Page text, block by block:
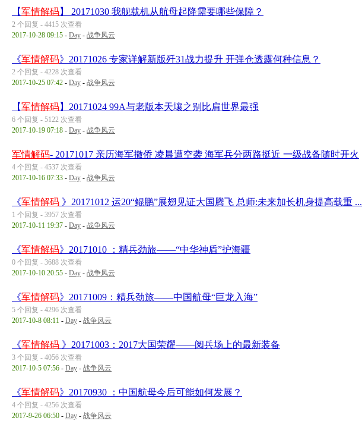
【军情解码】 20171030 我舰载机从航母起降需要哪些保障？
2 个回复 - 4415 次查看
2017-10-28 09:15 - Day - 战争风云
《军情解码》20171026 专家详解新版歼31战力提升 开弹仓透露何种信息？
2 个回复 - 4228 次查看
2017-10-25 07:42 - Day - 战争风云
【军情解码】20171024 99A与老版本天壤之别比肩世界最强
6 个回复 - 5122 次查看
2017-10-19 07:18 - Day - 战争风云
军情解码- 20171017 亲历海军撤侨 凌晨遭空袭 海军兵分两路挺近 一级战备随时开火
4 个回复 - 4537 次查看
2017-10-16 07:33 - Day - 战争风云
《军情解码 》20171012 运20“鲲鹏”展翅见证大国腾飞 总师:未来加长机身提高载重 ...
1 个回复 - 3957 次查看
2017-10-11 19:37 - Day - 战争风云
《军情解码》20171010 ：精兵劲旅——“中华神盾”护海疆
0 个回复 - 3688 次查看
2017-10-10 20:55 - Day - 战争风云
《军情解码》20171009：精兵劲旅——中国航母“巨龙入海”
5 个回复 - 4296 次查看
2017-10-8 08:11 - Day - 战争风云
《军情解码 》20171003：2017大国荣耀——阅兵场上的最新装备
3 个回复 - 4056 次查看
2017-10-5 07:56 - Day - 战争风云
《军情解码》20170930 ：中国航母今后可能如何发展？
4 个回复 - 4256 次查看
2017-9-26 06:50 - Day - 战争风云